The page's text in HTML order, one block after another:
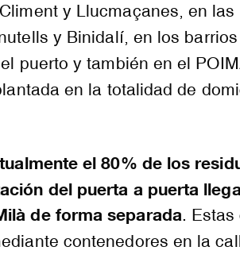
y Llucmaçanes, en
y Binidalí, en los
puerto y también en el
en la totalidad de
el 80% de los
del puerta a puerta
de forma separada. Estas
contenedores en la